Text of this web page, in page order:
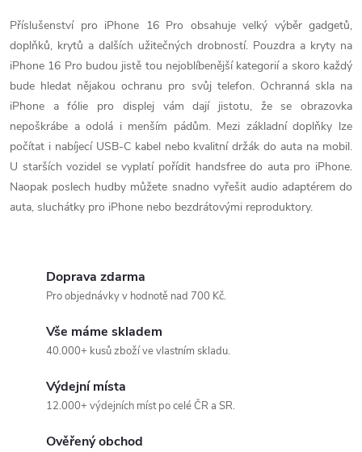
d
a
c
í
p
r
v
á
n
k
o
v
á
n
í
Příslušenství pro iPhone 16 Pro obsahuje velký výběr gadgetů,
doplňků, krytů a dalších užitečných drobností. Pouzdra a kryty na
iPhone 16 Pro budou jistě tou nejoblíbenější kategorií a skoro každý
bude hledat nějakou ochranu pro svůj telefon. Ochranná skla na
iPhone a fólie pro displej vám dají jistotu, že se obrazovka
nepoškrábe a odolá i menším pádům. Mezi základní doplňky lze
počítat i nabíjecí USB-C kabel nebo kvalitní držák do auta na mobil.
U starších vozidel se vyplatí pořídit handsfree do auta pro iPhone.
Naopak poslech hudby můžete snadno vyřešit audio adaptérem do
auta, sluchátky pro iPhone nebo bezdrátovými reproduktory.
Doprava zdarma
Pro objednávky v hodnotě nad 700 Kč.
Vše máme skladem
40.000+ kusů zboží ve vlastním skladu.
Výdejní místa
12.000+ výdejních míst po celé ČR a SR.
Ověřený obchod